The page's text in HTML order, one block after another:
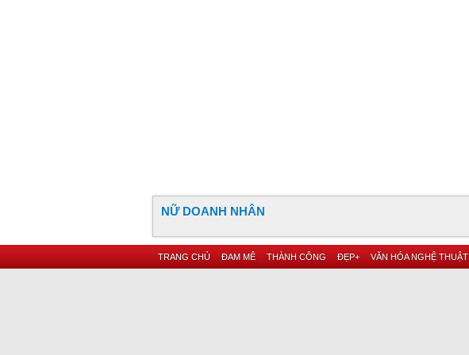
NỮ DOANH NHÂN
TRANG CHỦ ĐAM MÊ THÀNH CÔNG ĐẸP+ VĂN HÓA NGHỆ THUẬT